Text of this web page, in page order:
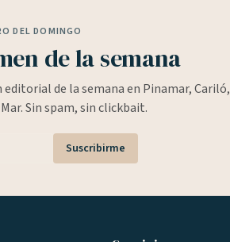
DEL DOMINGO
de la semana
de la semana en Pinamar, Cariló,
Sin spam, sin clickbait.
Suscribirme